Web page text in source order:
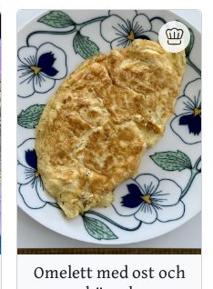
Omelett med ost och